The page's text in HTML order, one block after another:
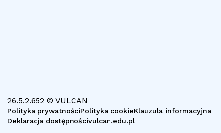
26.5.2.652 © VULCAN
Polityka prywatnościPolityka cookieKlauzula informacyjna
Deklaracja dostępnościvulcan.edu.pl